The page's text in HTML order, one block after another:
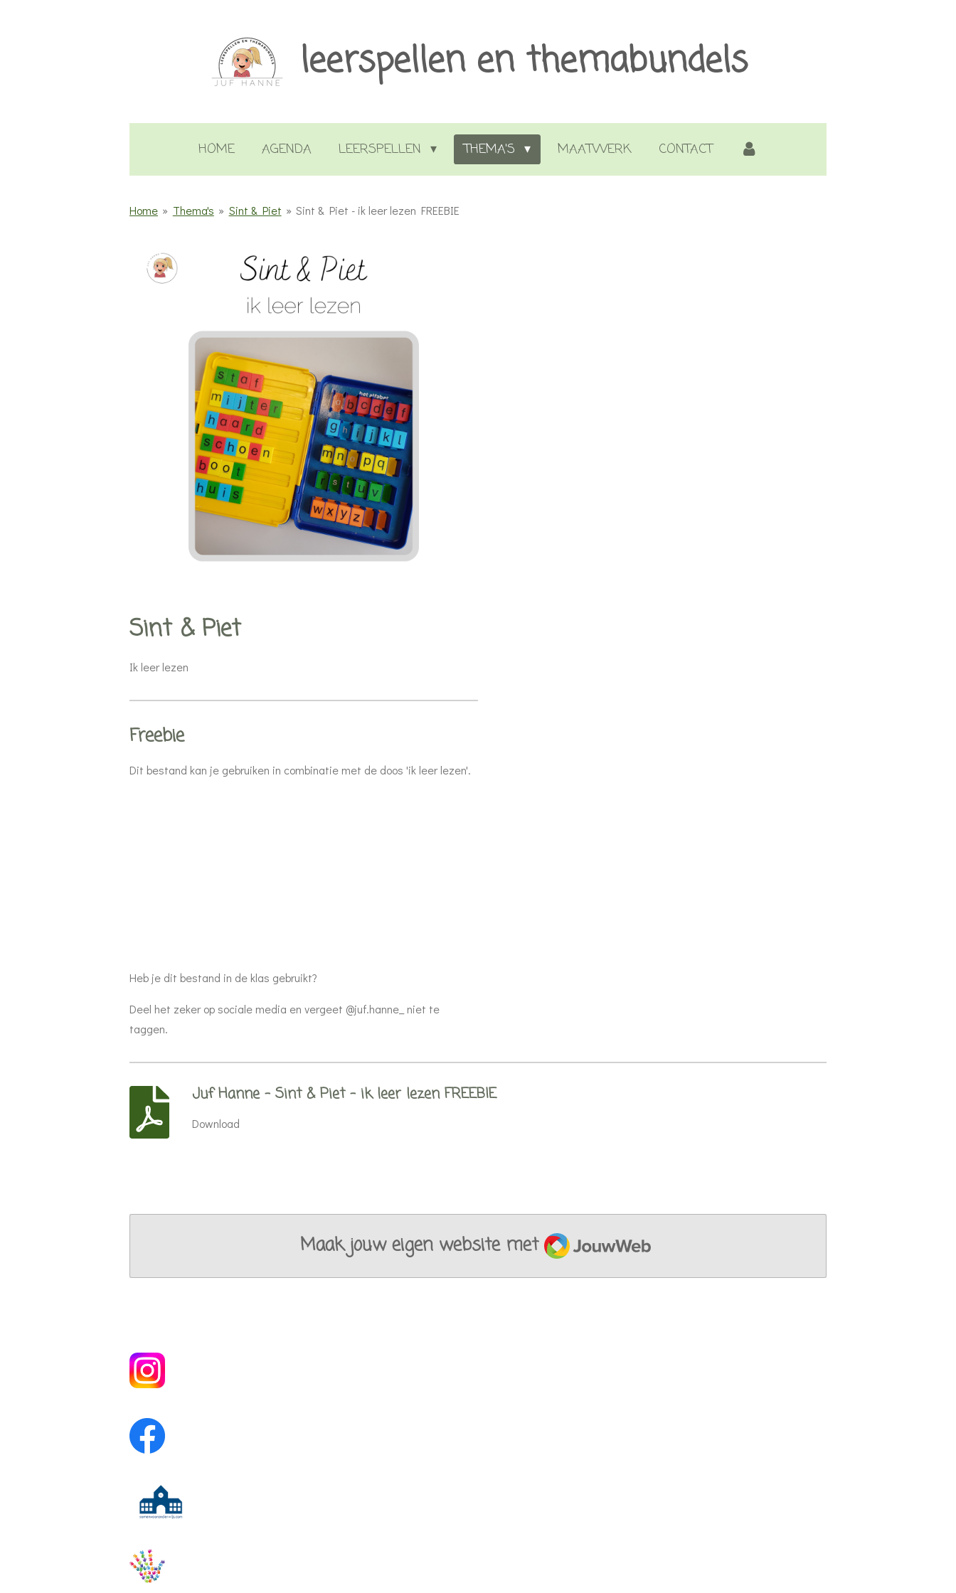
leerspellen en themabundels
HOME AGENDA LEERSPELLEN THEMA'S MAATWERK CONTACT
Home » Thema's » Sint & Piet » Sint & Piet - ik leer lezen FREEBIE
Sint & Piet
Ik leer lezen
Freebie
Dit bestand kan je gebruiken in combinatie met de doos 'ik leer lezen'.
Heb je dit bestand in de klas gebruikt?
Deel het zeker op sociale media en vergeet @juf.hanne_ niet te
taggen.
Juf Hanne - Sint & Piet - ik leer lezen FREEBIE
Download
Maak jouw eigen website met JouwWeb